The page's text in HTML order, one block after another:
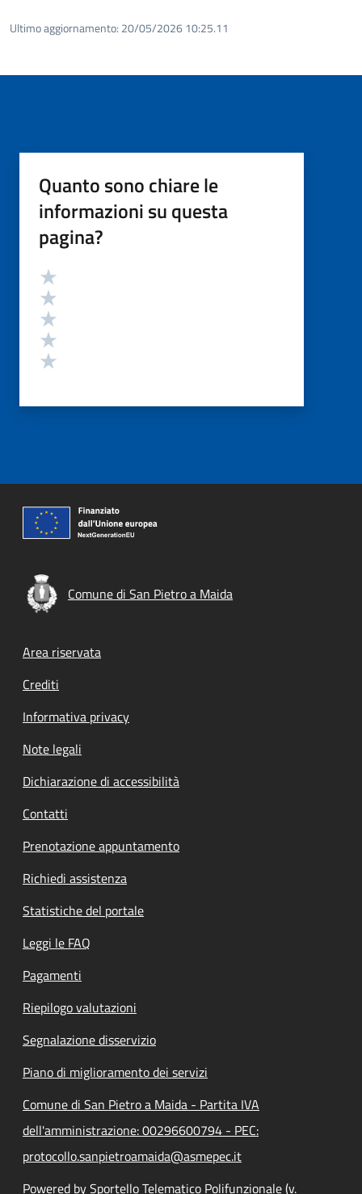
Ultimo aggiornamento: 20/05/2026 10:25.11
Quanto sono chiare le
informazioni su questa
pagina?
Valutazione
Comune di San Pietro a Maida
Footer menu
Area riservata
Crediti
Informativa privacy
Note legali
Dichiarazione di accessibilità
Contatti
Prenotazione appuntamento
Richiedi assistenza
Statistiche del portale
Leggi le FAQ
Pagamenti
Riepilogo valutazioni
Segnalazione disservizio
Piano di miglioramento dei servizi
Comune di San Pietro a Maida - Partita IVA
dell'amministrazione: 00296600794 - PEC:
protocollo.sanpietroamaida@asmepec.it
Powered by Sportello Telematico Polifunzionale (v.